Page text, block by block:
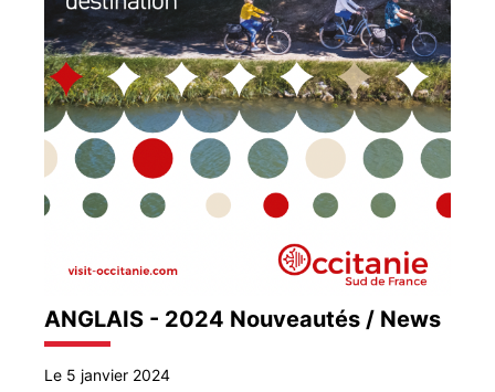
ANGLAIS - 2024 Nouveautés / News
Le 5 janvier 2024